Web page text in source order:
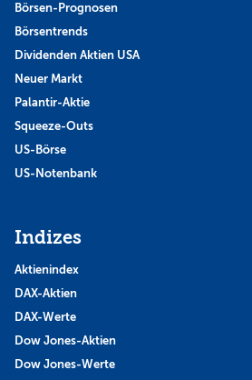
Börsen-Prognosen
Börsentrends
Dividenden Aktien USA
Neuer Markt
Palantir-Aktie
Squeeze-Outs
US-Börse
US-Notenbank
Indizes
Aktienindex
DAX-Aktien
DAX-Werte
Dow Jones-Aktien
Dow Jones-Werte